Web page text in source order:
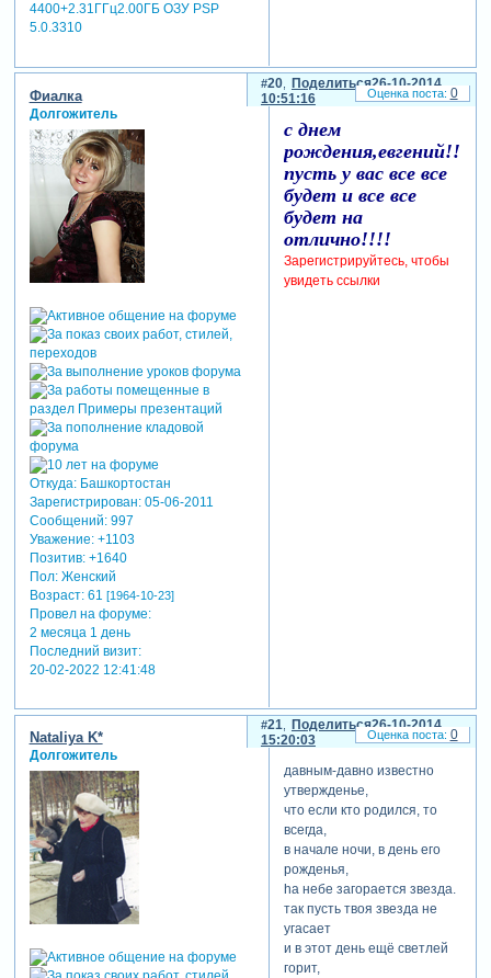
4400+2.31ГГц2.00ГБ ОЗУ PSP
5.0.3310
Поделиться
20
26-10-2014
10:51:16
Фиалка
Долгожитель
Откуда:Башкортостан
Зарегистрирован: 05-06-2011
Сообщений:997
Уважение: +1103
Позитив: +1640
Пол:Женский
Возраст:61 [1964-10-23]
Провел на форуме:
2 месяца 1 день
Последний визит:
20-02-2022 12:41:48
с днем
рождения,евгений!!!
пусть у вас все все
будет и все все
будет на
отлично!!!!
Зарегистрируйтесь, чтобы
увидеть ссылки
0
Поделиться
21
26-10-2014
15:20:03
Nataliya K*
Долгожитель
давным-давно известно
утвержденье,
что если кто родился, то
всегда,
в начале ночи, в день его
рожденья,
hа небе загорается звезда.
так пусть твоя звезда не
угасает
и в этот день ещё светлей
горит,
0